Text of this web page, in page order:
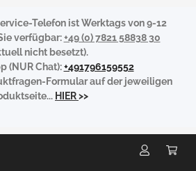
Telefon ist Werktags von 9-12
verfügbar:+49 (0) 7821 58838 30
nicht besetzt).
(NUR Chat):+491796159552
Formular auf der jeweiligen
HIER>>